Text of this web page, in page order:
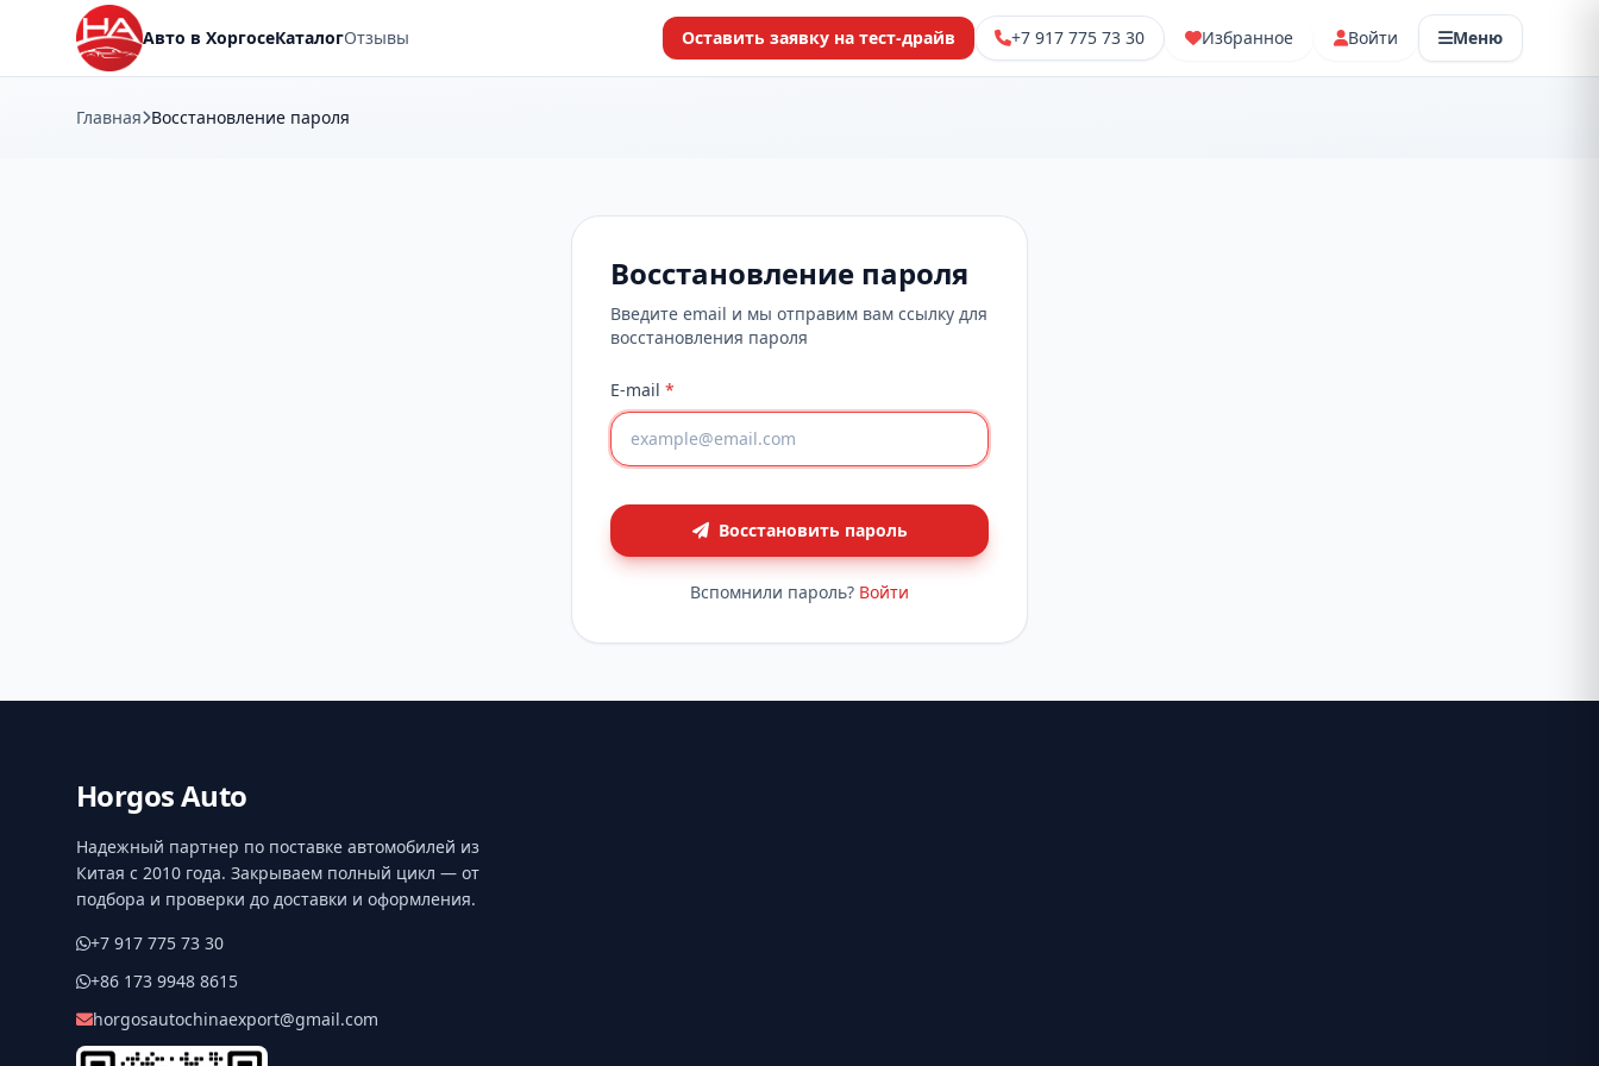
Авто в ХоргосеКаталогОтзывы Оставить заявку на тест-драйв +7 917 775 73 30 Избранное Войти Меню
Главная Восстановление пароля
Восстановление пароля
Введите email и мы отправим вам ссылку для
восстановления пароля
E-mail *
Восстановить пароль
Вспомнили пароль? Войти
Horgos Auto
Надежный партнер по поставке автомобилей из
Китая с 2010 года. Закрываем полный цикл — от
подбора и проверки до доставки и оформления.
+7 917 775 73 30
+86 173 9948 8615
horgosautochinaexport@gmail.com